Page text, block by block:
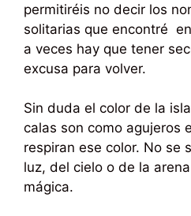
permitiréis no decir los
solitarias que encontré
a veces hay que tener
excusa para volver.
Sin duda el color de la
calas son como agujeros
respiran ese color. No se
luz, del cielo o de la
mágica.